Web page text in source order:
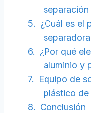
¿Cuál es el
¿Por qué
aluminio y
Equipo de
plástico de
Conclusión